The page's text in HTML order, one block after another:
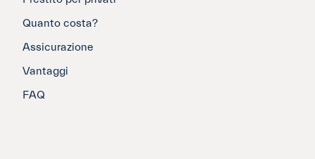
Quanto costa?
Assicurazione
Vantaggi
FAQ